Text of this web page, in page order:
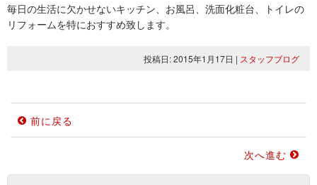
毎日の生活に欠かせないキッチン、お風呂、洗面化粧台、トイレの
リフォームを特におすすめ致します。
投稿日: 2015年1月17日 | スタッフブログ
前に戻る
次へ進む